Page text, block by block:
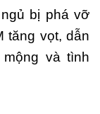
bị phá vỡ
tăng vọt, dẫn
và tình